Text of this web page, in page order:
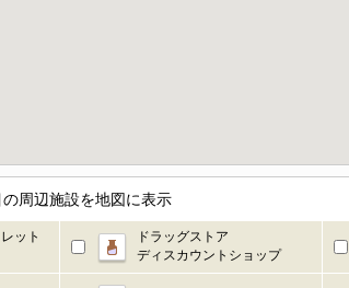
周辺施設を地図に表示
ット
ドラッグストア
ディスカウントショップ